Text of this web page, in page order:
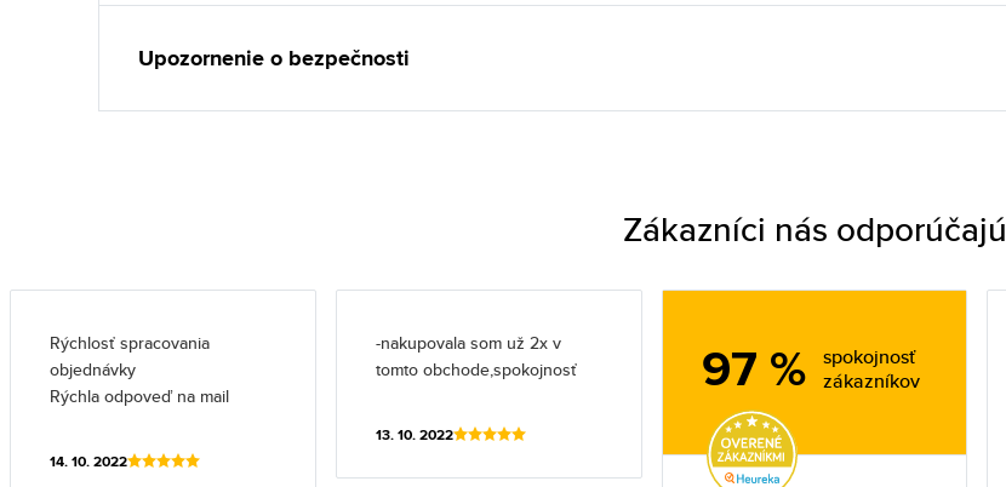
Upozornenie o bezpečnosti
Zákazníci nás odporúčajú
Rýchlosť spracovania
objednávky
Rýchla odpoveď na mail
14. 10. 2022
-nakupovala som už 2x v
tomto obchode,spokojnosť
13. 10. 2022
97 %
spokojnosť
zákazníkov